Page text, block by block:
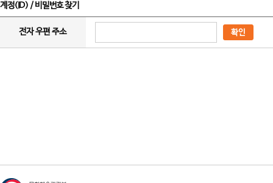
계정(ID) / 비밀번호 찾기
전자 우편 주소 확인